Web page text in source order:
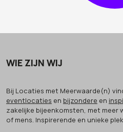
WIE ZIJN WIJ
Bij Locaties met Meerwaarde(n)
eventlocaties en bijzondere en
zakelijke bijeenkomsten, met
of mens. Inspirerende en unieke